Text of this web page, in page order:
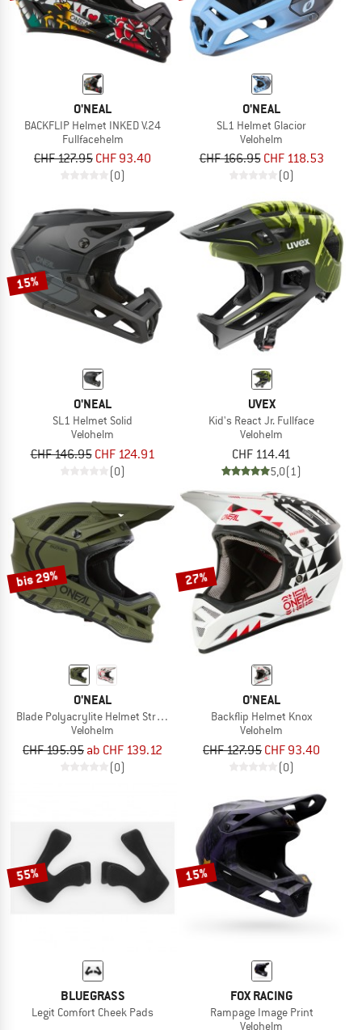
O'NEAL
BACKFLIP Helmet INKED V.24
Fullfacehelm
CHF 127.95 CHF 93.40
(0)
O'NEAL
SL1 Helmet Glacior
Velohelm
CHF 166.95 CHF 118.53
(0)
15%
O'NEAL
SL1 Helmet Solid
Velohelm
CHF 146.95 CHF 124.91
(0)
UVEX
Kid's React Jr. Fullface
Velohelm
CHF 114.41
5,0(1)
bis 29%
O'NEAL
Blade Polyacrylite Helmet Strike
Velohelm
CHF 195.95 ab CHF 139.12
(0)
27%
O'NEAL
Backflip Helmet Knox
Velohelm
CHF 127.95 CHF 93.40
(0)
55%
BLUEGRASS
Legit Comfort Cheek Pads
15%
FOX RACING
Rampage Image Print
Velohelm